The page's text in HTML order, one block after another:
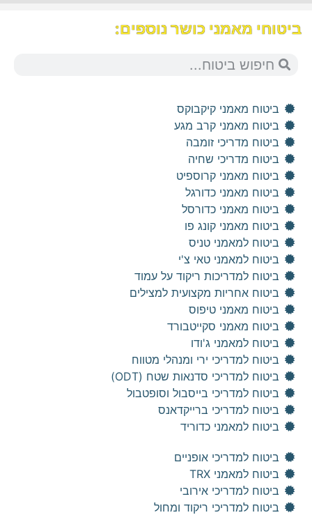
ביטוחי מאמני כושר נוספים:
ביטוח מאמני קיקבוקס
ביטוח מאמני קרב מגע
ביטוח מדריכי זומבה
ביטוח מדריכי שחיה
ביטוח מאמני קרוספיט
ביטוח מאמני כדורגל
ביטוח מאמני כדורסל
ביטוח מאמני קונג פו
ביטוח למאמני טניס
ביטוח למאמני טאי צ'י
ביטוח למדריכות ריקוד על עמוד
ביטוח אחריות מקצועית למצילים
ביטוח מאמני טיפוס
ביטוח מאמני סקייטבורד
ביטוח למאמני ג'ודו
ביטוח למדריכי ירי ומנהלי מטווח
ביטוח למדריכי סדנאות שטח (ODT)
ביטוח למדריכי בייסבול וסופטבול
ביטוח למדריכי ברייקדאנס
ביטוח למאמני כדוריד
ביטוח למדריכי אופניים
ביטוח למאמני TRX
ביטוח למדריכי אירובי
ביטוח למדריכי ריקוד ומחול